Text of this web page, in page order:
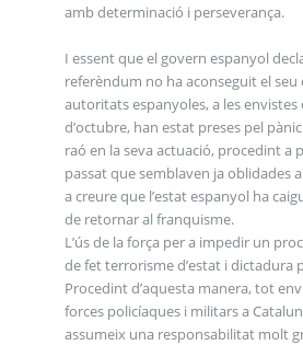
amb determinació i perseverança.
I essent que el govern espanyol
referèndum no ha aconseguit el seu
autoritats espanyoles, a les envistes de la data
d’octubre, han estat preses pel
raó en la seva actuació, procedint a
passat que semblaven ja oblidades a Europa. Tot porta
a creure que l’estat espanyol ha
de retornar al franquisme.
L’ús de la força per a impedir un
de fet terrorisme d’estat i dictadura
Procedint d’aquesta manera, tot
forces policíaques i militars a
assumeix una responsabilitat molt